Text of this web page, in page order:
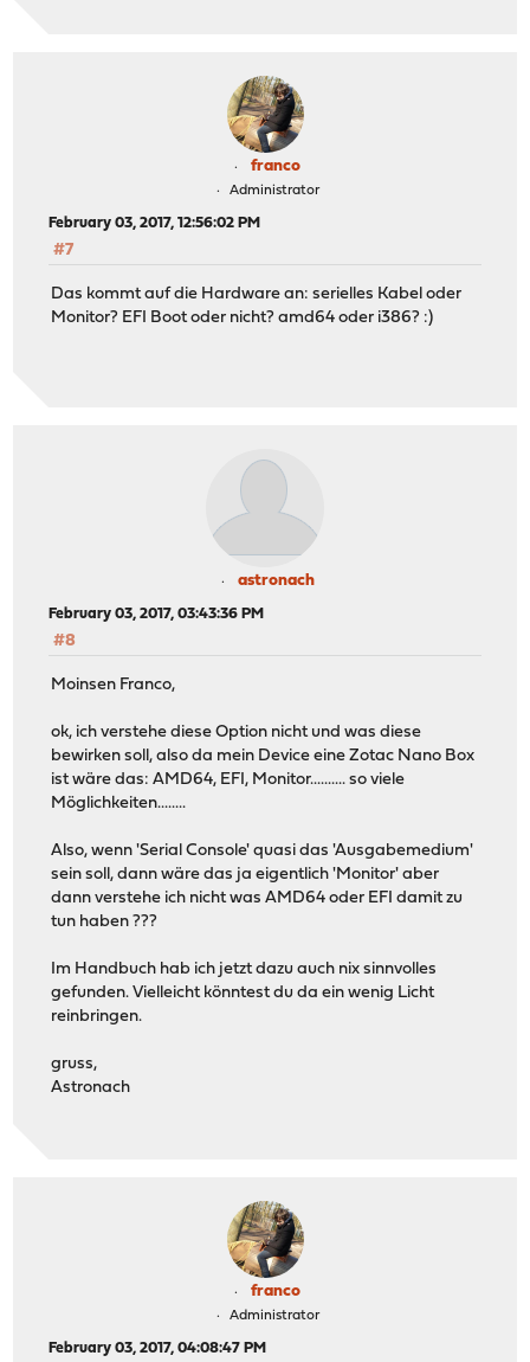
franco
Administrator
February 03, 2017, 12:56:02 PM
#7
Das kommt auf die Hardware an: serielles Kabel oder
Monitor? EFI Boot oder nicht? amd64 oder i386? :)
astronach
February 03, 2017, 03:43:36 PM
#8
Moinsen Franco,
ok, ich verstehe diese Option nicht und was diese
bewirken soll, also da mein Device eine Zotac Nano Box
ist wäre das: AMD64, EFI, Monitor.......... so viele
Möglichkeiten........
Also, wenn 'Serial Console' quasi das 'Ausgabemedium'
sein soll, dann wäre das ja eigentlich 'Monitor' aber
dann verstehe ich nicht was AMD64 oder EFI damit zu
tun haben ???
Im Handbuch hab ich jetzt dazu auch nix sinnvolles
gefunden. Vielleicht könntest du da ein wenig Licht
reinbringen.
gruss,
Astronach
franco
Administrator
February 03, 2017, 04:08:47 PM